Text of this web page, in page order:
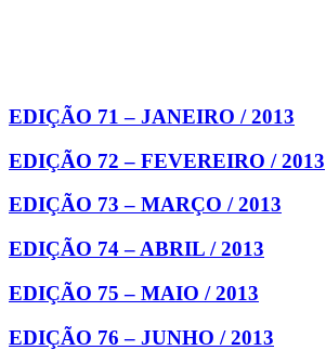
EDIÇÃO 71 – JANEIRO / 2013
EDIÇÃO 72 – FEVEREIRO / 2013
EDIÇÃO 73 – MARÇO / 2013
EDIÇÃO 74 – ABRIL / 2013
EDIÇÃO 75 – MAIO / 2013
EDIÇÃO 76 – JUNHO / 2013